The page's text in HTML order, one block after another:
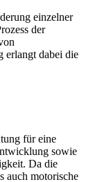
einzelner
der
erlangt dabei die
für eine
sowie
Da die
auch motorische